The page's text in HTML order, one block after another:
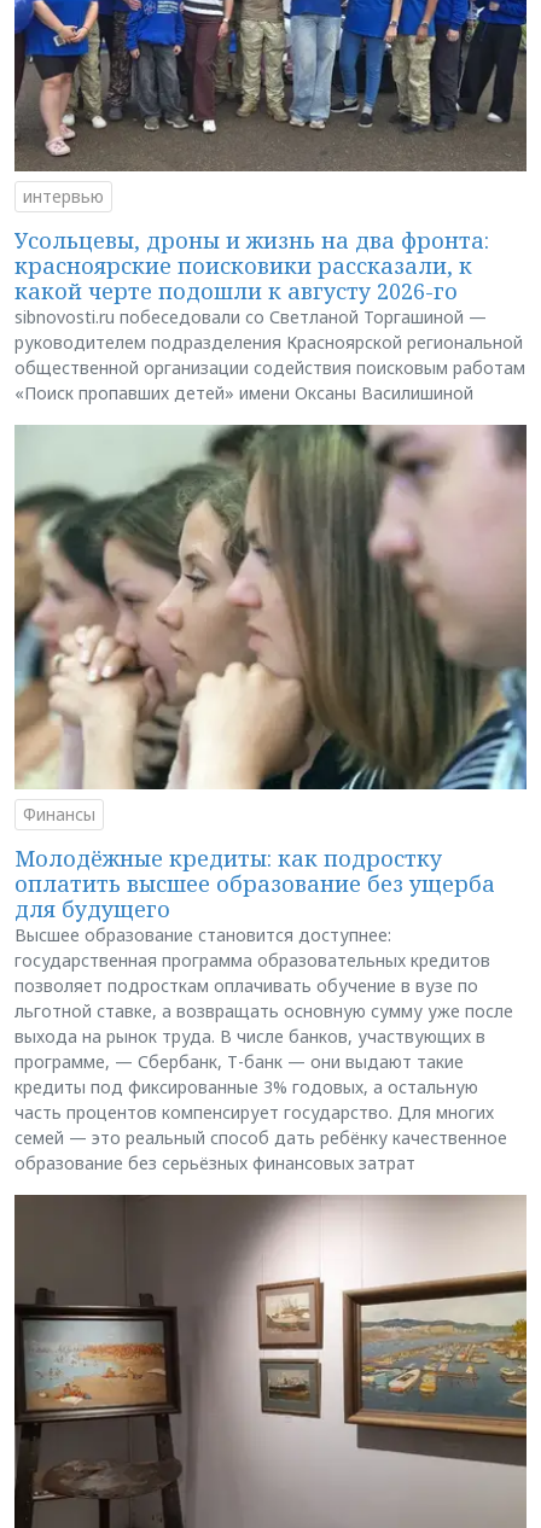
интервью
Усольцевы, дроны и жизнь на два фронта:
красноярские поисковики рассказали, к
какой черте подошли к августу 2026-го
sibnovosti.ru побеседовали со Светланой Торгашиной —
руководителем подразделения Красноярской региональной
общественной организации содействия поисковым работам
«Поиск пропавших детей» имени Оксаны Василишиной
Финансы
Молодёжные кредиты: как подростку
оплатить высшее образование без ущерба
для будущего
Высшее образование становится доступнее:
государственная программа образовательных кредитов
позволяет подросткам оплачивать обучение в вузе по
льготной ставке, а возвращать основную сумму уже после
выхода на рынок труда. В числе банков, участвующих в
программе, — Сбербанк, Т-банк — они выдают такие
кредиты под фиксированные 3% годовых, а остальную
часть процентов компенсирует государство. Для многих
семей — это реальный способ дать ребёнку качественное
образование без серьёзных финансовых затрат